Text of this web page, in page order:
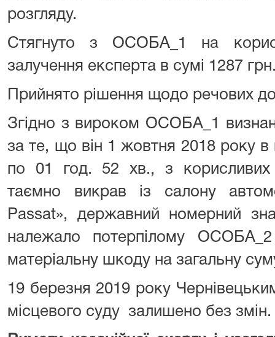
розгляду.
Стягнуто з ОСОБА_1 на
залучення експерта в сумі 1287
Прийнято рішення щодо речових
Згідно з вироком ОСОБА_1
за те, що він 1 жовтня 2018 року в
по 01 год. 52 хв., з корисливих
таємно викрав із салону
Passat», державний номерний
належало потерпілому
матеріальну шкоду на загальну
19 березня 2019 року
місцевого суду залишено без змін.